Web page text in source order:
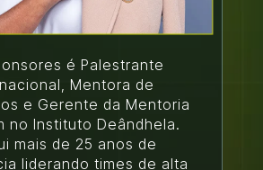
é Palestrante
Mentora de
e Gerente da Mentoria
no Instituto Deândhela.
mais de 25 anos de
liderando times de alta